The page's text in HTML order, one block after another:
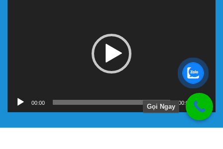
00:00 00:00
Gọi Ngay